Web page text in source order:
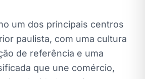
um dos principais centros
paulista, com uma cultura
de referência e uma
que une comércio,